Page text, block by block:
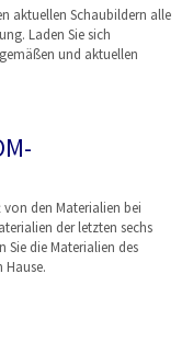
aktuellen Schaubildern alle
Laden Sie sich
und aktuellen
den Materialien bei
der letzten sechs
Sie die Materialien des
Hause.